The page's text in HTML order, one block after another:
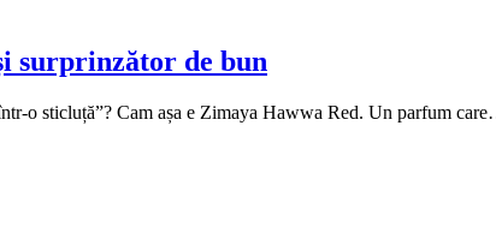
surprinzător de bun
o sticluță”? Cam așa e Zimaya Hawwa Red. Un parfum